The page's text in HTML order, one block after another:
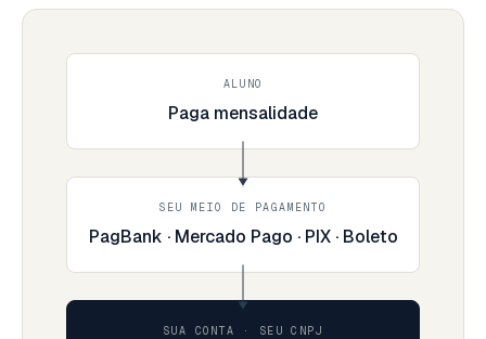
ALUNO
Paga mensalidade
SEU MEIO DE PAGAMENTO
PagBank · Mercado Pago · PIX · Boleto
SUA CONTA · SEU CNPJ